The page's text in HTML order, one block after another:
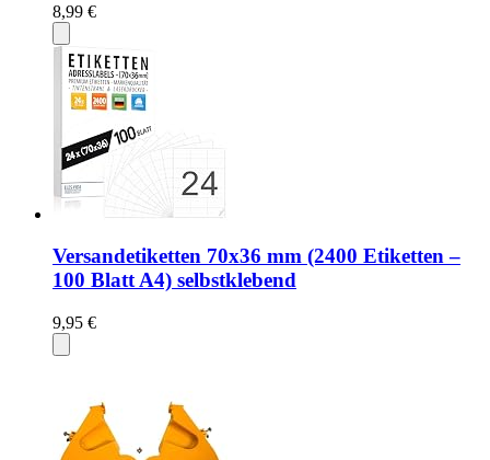
8,99 €
Versandetiketten 70x36 mm (2400 Etiketten –
100 Blatt A4) selbstklebend
9,95 €